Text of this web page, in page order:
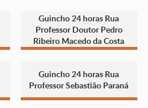
Guincho 24 horas Rua
Professor Doutor Pedro
Ribeiro Macedo da Costa
Guincho 24 horas Rua
Professor Sebastião Paraná